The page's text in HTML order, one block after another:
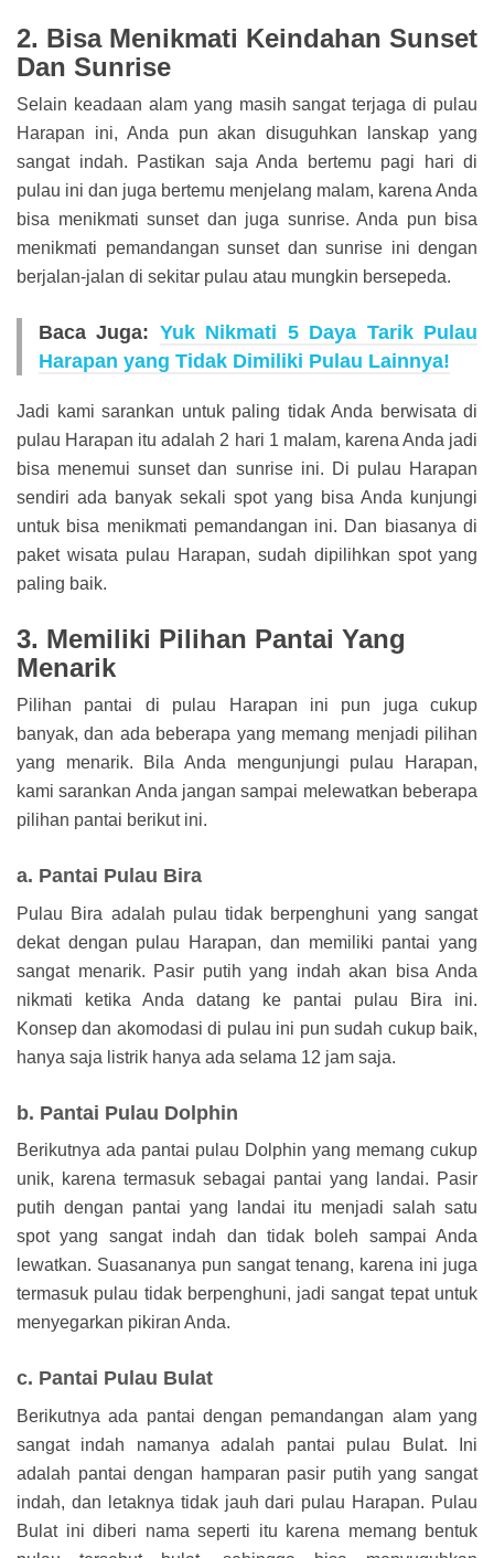
2. Bisa Menikmati Keindahan Sunset
Dan Sunrise
Selain keadaan alam yang masih sangat terjaga di pulau
Harapan ini, Anda pun akan disuguhkan lanskap yang
sangat indah. Pastikan saja Anda bertemu pagi hari di
pulau ini dan juga bertemu menjelang malam, karena Anda
bisa menikmati sunset dan juga sunrise. Anda pun bisa
menikmati pemandangan sunset dan sunrise ini dengan
berjalan-jalan di sekitar pulau atau mungkin bersepeda.
Baca Juga: Yuk Nikmati 5 Daya Tarik Pulau
Harapan yang Tidak Dimiliki Pulau Lainnya!
Jadi kami sarankan untuk paling tidak Anda berwisata di
pulau Harapan itu adalah 2 hari 1 malam, karena Anda jadi
bisa menemui sunset dan sunrise ini. Di pulau Harapan
sendiri ada banyak sekali spot yang bisa Anda kunjungi
untuk bisa menikmati pemandangan ini. Dan biasanya di
paket wisata pulau Harapan, sudah dipilihkan spot yang
paling baik.
3. Memiliki Pilihan Pantai Yang
Menarik
Pilihan pantai di pulau Harapan ini pun juga cukup
banyak, dan ada beberapa yang memang menjadi pilihan
yang menarik. Bila Anda mengunjungi pulau Harapan,
kami sarankan Anda jangan sampai melewatkan beberapa
pilihan pantai berikut ini.
a. Pantai Pulau Bira
Pulau Bira adalah pulau tidak berpenghuni yang sangat
dekat dengan pulau Harapan, dan memiliki pantai yang
sangat menarik. Pasir putih yang indah akan bisa Anda
nikmati ketika Anda datang ke pantai pulau Bira ini.
Konsep dan akomodasi di pulau ini pun sudah cukup baik,
hanya saja listrik hanya ada selama 12 jam saja.
b. Pantai Pulau Dolphin
Berikutnya ada pantai pulau Dolphin yang memang cukup
unik, karena termasuk sebagai pantai yang landai. Pasir
putih dengan pantai yang landai itu menjadi salah satu
spot yang sangat indah dan tidak boleh sampai Anda
lewatkan. Suasananya pun sangat tenang, karena ini juga
termasuk pulau tidak berpenghuni, jadi sangat tepat untuk
menyegarkan pikiran Anda.
c. Pantai Pulau Bulat
Berikutnya ada pantai dengan pemandangan alam yang
sangat indah namanya adalah pantai pulau Bulat. Ini
adalah pantai dengan hamparan pasir putih yang sangat
indah, dan letaknya tidak jauh dari pulau Harapan. Pulau
Bulat ini diberi nama seperti itu karena memang bentuk